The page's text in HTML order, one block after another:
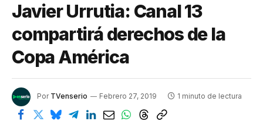
Javier Urrutia: Canal 13
compartirá derechos de la
Copa América
Por TVenserio Febrero 27, 2019 1 minuto de lectura